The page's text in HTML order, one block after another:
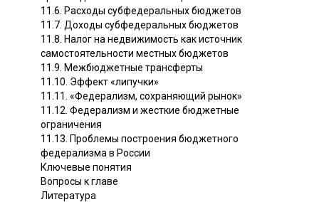
11.6. Расходы субфедеральных бюджетов
11.7. Доходы субфедеральных бюджетов
11.8. Налог на недвижимость как источник
самостоятельности местных бюджетов
11.9. Межбюджетные трансферты
11.10. Эффект «липучки»
11.11. «Федерализм, сохраняющий рынок»
11.12. Федерализм и жесткие бюджетные
ограничения
11.13. Проблемы построения бюджетного
федерализма в России
Ключевые понятия
Вопросы к главе
Литература